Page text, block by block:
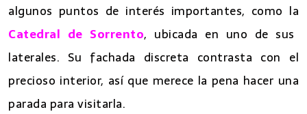
algunos puntos de interés importantes, como la
Catedral de Sorrento, ubicada en uno de sus
laterales. Su fachada discreta contrasta con el
precioso interior, así que merece la pena hacer una
parada para visitarla.